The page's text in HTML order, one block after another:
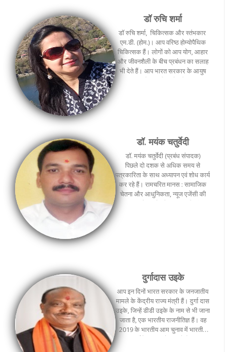
डॉ रुचि शर्मा
डॉ रुचि शर्मा, चिकित्‍सक और स्‍तंभकार
एम.डी. (होम.)। आप वरिष्ठ होम्योपैथिक
चिकित्सक हैं। लोगों को आप योग, आहार
और जीवनशैली के बीच प्रबंधन का सलाह
भी देते हैं। आप भारत सरकार के आयुष
मंत्रालय से प्रमाणित योग शिक्षक एवं
डॉ. मयंक चतुर्वेदी
डॉ. मयंक चतुर्वेदी (प्रबंध संपादक)
पिछले दो दशक से अधिक समय से
पत्रकारिता के साथ अध्यापन एवं शोध कार्य
कर रहे हैं। रामचरित मानस : सामाजिक
चेतना और आधुनिकता, न्यूज एजेंसी की
पत्रकारिता और हिन्दुस्थान, हिन्दी
सदस्य बनाए गए हैं। आपने कई वर्षों तक
मध्‍य प्रदेश के 'ब्यूरो प्रमुख' और राज्‍य
प्रमुख के रूप में कार्य किया है। आप इन
दिनों हिन्दुस्थान समाचार बहुभाषी न्यूज
एजेंसी के पत्रिकाओं के प्रबंध संपादक हैं।
दुर्गादास उइके
आप इन दिनों भारत सरकार के जनजातीय
मामले के केंद्रीय राज्‍य मंत्री हैं। दुर्गा दास
उइके, जिन्हें डीडी उइके के नाम से भी जाना
जाता है, एक भारतीय राजनीतिज्ञ हैं। वह
2019 के भारतीय आम चुनाव में भारतीय
जनता पार्टी के सदस्य के रूप में बैतूल, मध्य